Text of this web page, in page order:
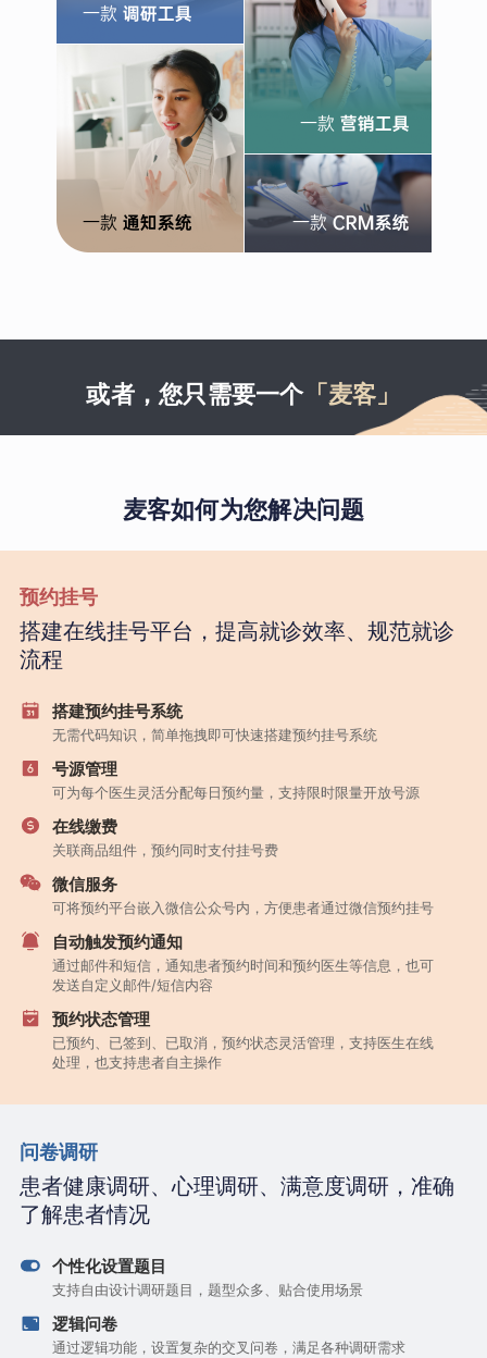
或者，您只需要一个「麦客」
麦客如何为您解决问题
预约挂号
搭建在线挂号平台，提高就诊效率、规范就诊
流程
搭建预约挂号系统
无需代码知识，简单拖拽即可快速搭建预约挂号系统
号源管理
可为每个医生灵活分配每日预约量，支持限时限量开放号源
在线缴费
关联商品组件，预约同时支付挂号费
微信服务
可将预约平台嵌入微信公众号内，方便患者通过微信预约挂号
自动触发预约通知
通过邮件和短信，通知患者预约时间和预约医生等信息，也可
发送自定义邮件/短信内容
预约状态管理
已预约、已签到、已取消，预约状态灵活管理，支持医生在线
处理，也支持患者自主操作
问卷调研
患者健康调研、心理调研、满意度调研，准确
了解患者情况
个性化设置题目
支持自由设计调研题目，题型众多、贴合使用场景
逻辑问卷
通过逻辑功能，设置复杂的交叉问卷，满足各种调研需求